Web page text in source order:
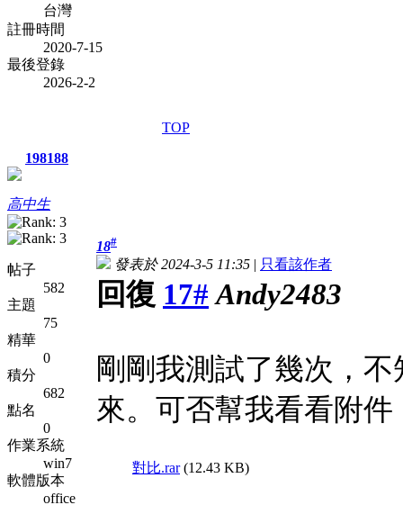
台灣
註冊時間
2020-7-15
最後登錄
2026-2-2
TOP
198188
高中生
帖子
582
主題
75
精華
0
積分
682
點名
0
作業系統
win7
軟體版本
office
18#
發表於 2024-3-5 11:35 | 只看該作者
回復 17# Andy2483
剛剛我測試了幾次，
來。可否幫我看看附
對比.rar(12.43 KB)